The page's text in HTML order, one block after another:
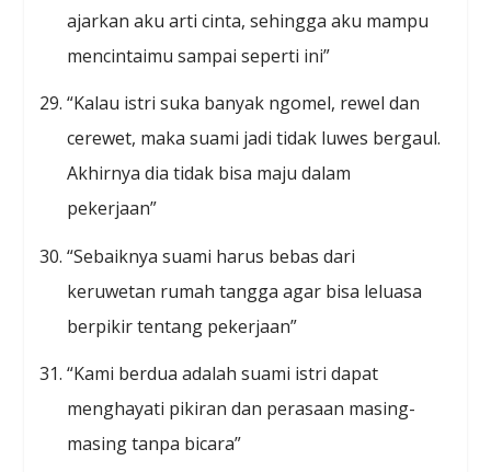
ajarkan aku arti cinta, sehingga aku mampu
mencintaimu sampai seperti ini”
“Kalau istri suka banyak ngomel, rewel dan
cerewet, maka suami jadi tidak luwes bergaul.
Akhirnya dia tidak bisa maju dalam
pekerjaan”
“Sebaiknya suami harus bebas dari
keruwetan rumah tangga agar bisa leluasa
berpikir tentang pekerjaan”
“Kami berdua adalah suami istri dapat
menghayati pikiran dan perasaan masing-
masing tanpa bicara”